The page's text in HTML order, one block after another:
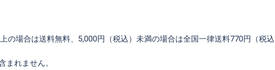
の場合は送料無料、5,000円（税込）未満の場合は全国一律送料770円（税
れません。